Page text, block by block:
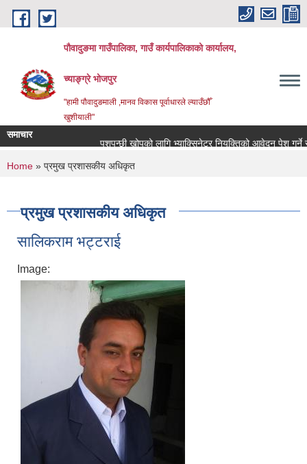
Skip to main content
पौवादुङमा गाउँपालिका, गाउँ कार्यपालिकाको कार्यालय,
च्याङ्ग्रे भोजपुर
"हामी पौवादुङमाली ,मानव विकास पूर्वाधारले ल्याउँछौँ
खुशीयाली"
समाचार
पशुपन्छी खोपको लागि भ्याक्सिनेटर नियुक्तिको आवेदन पेश गर्ने
You are here
Home » प्रमुख प्रशासकीय अधिकृत
प्रमुख प्रशासकीय अधिकृत
सालिकराम भट्टराई
Image: